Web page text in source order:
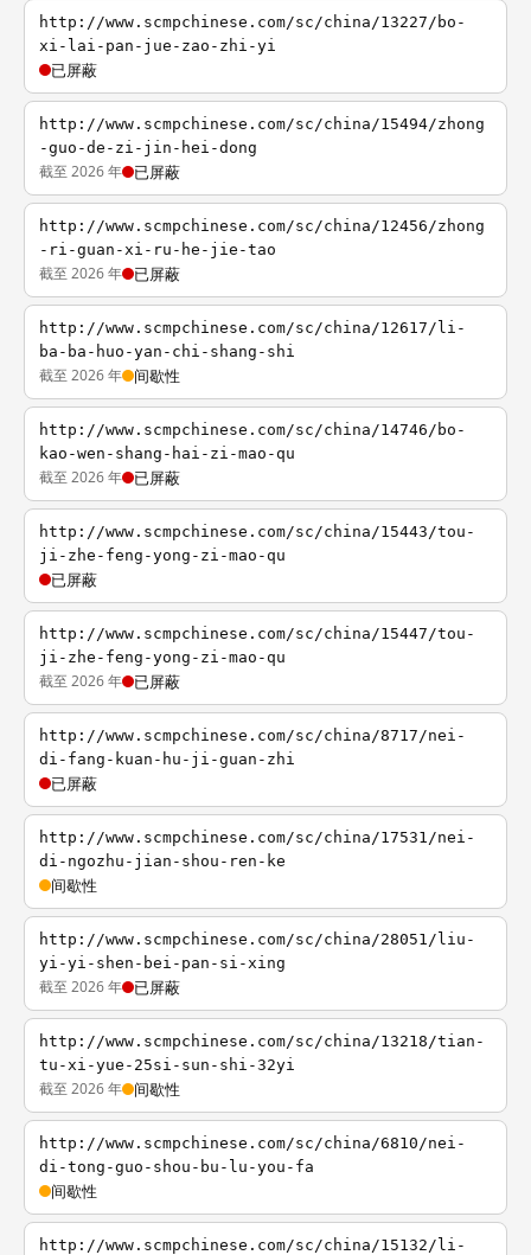
http://www.scmpchinese.com/sc/china/13227/bo-
xi-lai-pan-jue-zao-zhi-yi
已屏蔽
http://www.scmpchinese.com/sc/china/15494/zhong
-guo-de-zi-jin-hei-dong
截至 2026 年 已屏蔽
http://www.scmpchinese.com/sc/china/12456/zhong
-ri-guan-xi-ru-he-jie-tao
截至 2026 年 已屏蔽
http://www.scmpchinese.com/sc/china/12617/li-
ba-ba-huo-yan-chi-shang-shi
截至 2026 年 间歇性
http://www.scmpchinese.com/sc/china/14746/bo-
kao-wen-shang-hai-zi-mao-qu
截至 2026 年 已屏蔽
http://www.scmpchinese.com/sc/china/15443/tou-
ji-zhe-feng-yong-zi-mao-qu
已屏蔽
http://www.scmpchinese.com/sc/china/15447/tou-
ji-zhe-feng-yong-zi-mao-qu
截至 2026 年 已屏蔽
http://www.scmpchinese.com/sc/china/8717/nei-
di-fang-kuan-hu-ji-guan-zhi
已屏蔽
http://www.scmpchinese.com/sc/china/17531/nei-
di-ngozhu-jian-shou-ren-ke
间歇性
http://www.scmpchinese.com/sc/china/28051/liu-
yi-yi-shen-bei-pan-si-xing
截至 2026 年 已屏蔽
http://www.scmpchinese.com/sc/china/13218/tian-
tu-xi-yue-25si-sun-shi-32yi
截至 2026 年 间歇性
http://www.scmpchinese.com/sc/china/6810/nei-
di-tong-guo-shou-bu-lu-you-fa
间歇性
http://www.scmpchinese.com/sc/china/15132/li-